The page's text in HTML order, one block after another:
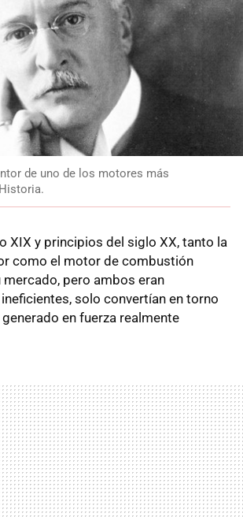
de uno de los motores más
XIX y principios del siglo XX, tanto la
como el motor de combustión
mercado, pero ambos eran
solo convertían en torno
en fuerza realmente